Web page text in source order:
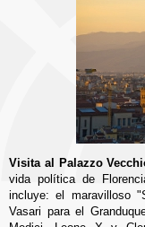
Visita al Palazzo
vida política de
incluye: el maravilloso
Vasari para el